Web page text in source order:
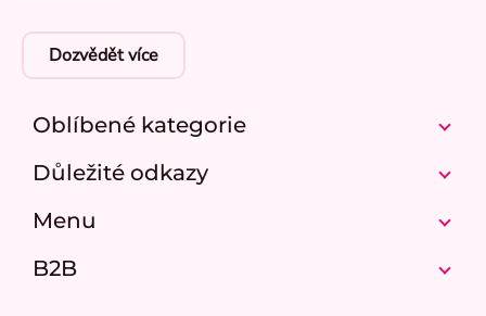
Dozvědět více
Oblíbené kategorie
Důležité odkazy
Menu
B2B